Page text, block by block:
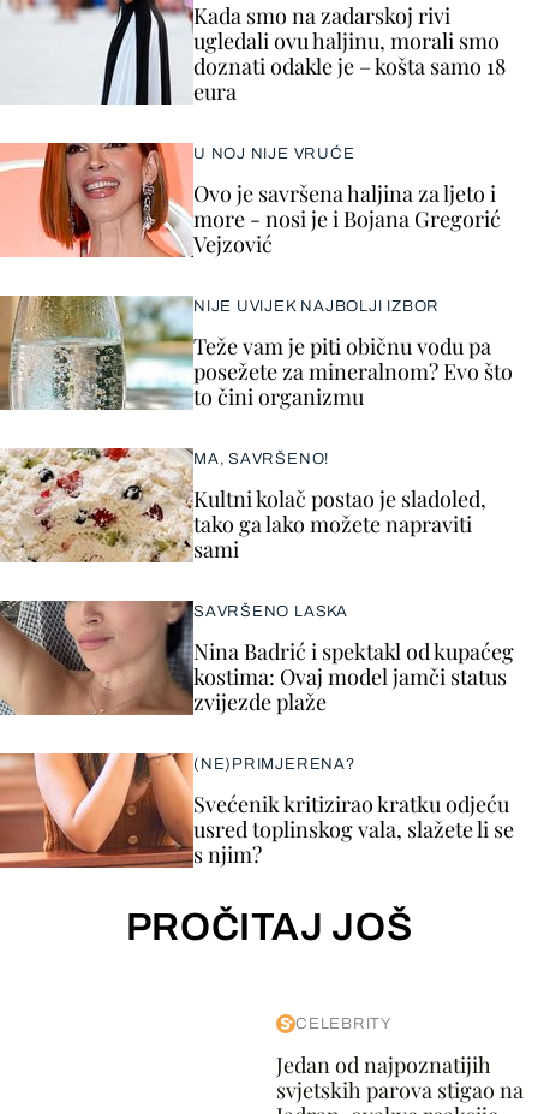
Kada smo na zadarskoj rivi
ugledali ovu haljinu, morali smo
doznati odakle je – košta samo 18
eura
U NOJ NIJE VRUĆE
Ovo je savršena haljina za ljeto i
more - nosi je i Bojana Gregorić
Vejzović
NIJE UVIJEK NAJBOLJI IZBOR
Teže vam je piti običnu vodu pa
posežete za mineralnom? Evo što
to čini organizmu
MA, SAVRŠENO!
Kultni kolač postao je sladoled,
tako ga lako možete napraviti
sami
SAVRŠENO LASKA
Nina Badrić i spektakl od kupaćeg
kostima: Ovaj model jamči status
zvijezde plaže
(NE)PRIMJERENA?
Svećenik kritizirao kratku odjeću
usred toplinskog vala, slažete li se
s njim?
PROČITAJ JOŠ
CELEBRITY
Jedan od najpoznatijih
svjetskih parova stigao na